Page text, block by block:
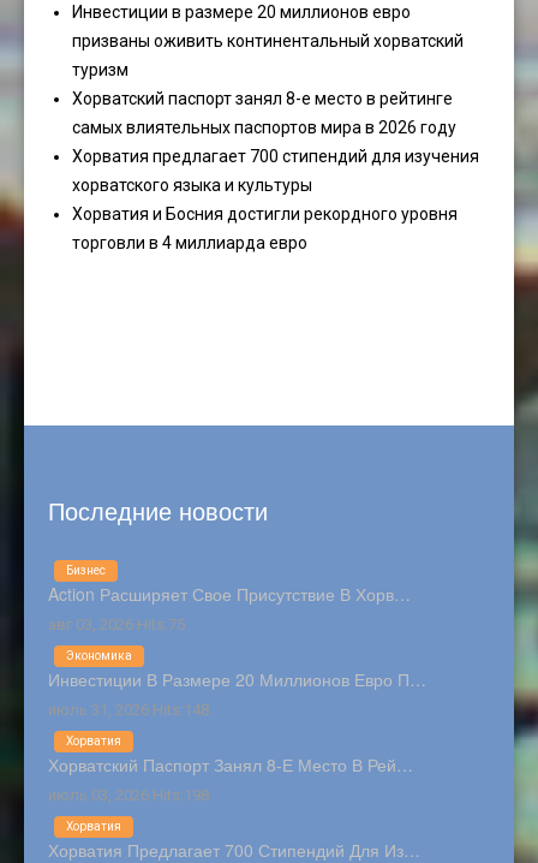
Инвестиции в размере 20 миллионов евро
призваны оживить континентальный хорватский
туризм
Хорватский паспорт занял 8-е место в рейтинге
самых влиятельных паспортов мира в 2026 году
Хорватия предлагает 700 стипендий для изучения
хорватского языка и культуры
Хорватия и Босния достигли рекордного уровня
торговли в 4 миллиарда евро
Последние новости
Action Расширяет Свое Присутствие В Хорв…
авг 03, 2026 Hits:75
Бизнес
Инвестиции В Размере 20 Миллионов Евро П…
июль 31, 2026 Hits:148
Экономика
Хорватский Паспорт Занял 8-Е Место В Рей…
июль 03, 2026 Hits:198
Хорватия
Хорватия Предлагает 700 Стипендий Для Из…
Хорватия